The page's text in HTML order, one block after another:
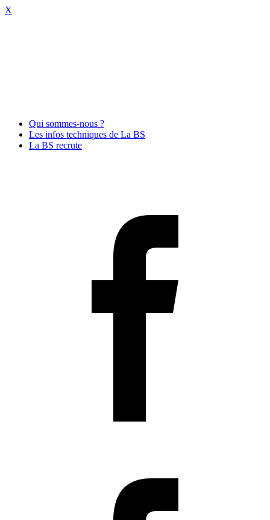
X
Qui sommes-nous ?
Les infos techniques de La BS
La BS recrute